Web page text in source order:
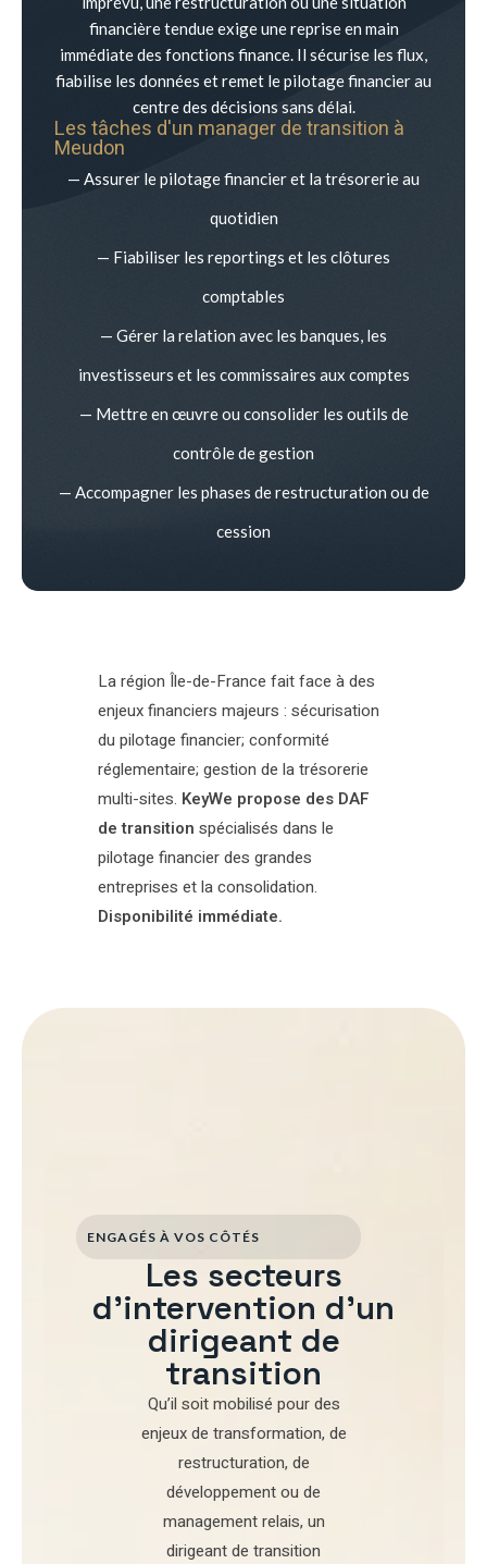
financière tendue exige une reprise en main
immédiate des fonctions finance. Il sécurise les flux,
fiabilise les données et remet le pilotage financier au
centre des décisions sans délai.
Les tâches d'un manager de transition à
Meudon
— Assurer le pilotage financier et la trésorerie au
quotidien
— Fiabiliser les reportings et les clôtures
comptables
— Gérer la relation avec les banques, les
investisseurs et les commissaires aux comptes
— Mettre en œuvre ou consolider les outils de
contrôle de gestion
— Accompagner les phases de restructuration ou de
cession
La région Île-de-France fait face à des
enjeux financiers majeurs : sécurisation
du pilotage financier; conformité
réglementaire; gestion de la trésorerie
multi-sites. KeyWe propose des DAF
de transition spécialisés dans le
pilotage financier des grandes
entreprises et la consolidation.
Disponibilité immédiate.
ENGAGÉS À VOS CÔTÉS
Les secteurs
d'intervention d'un
dirigeant de
transition
Qu’il soit mobilisé pourdes
enjeux de transformation, de
restructuration, de
développementou de
management relais, un
dirigeant de transition